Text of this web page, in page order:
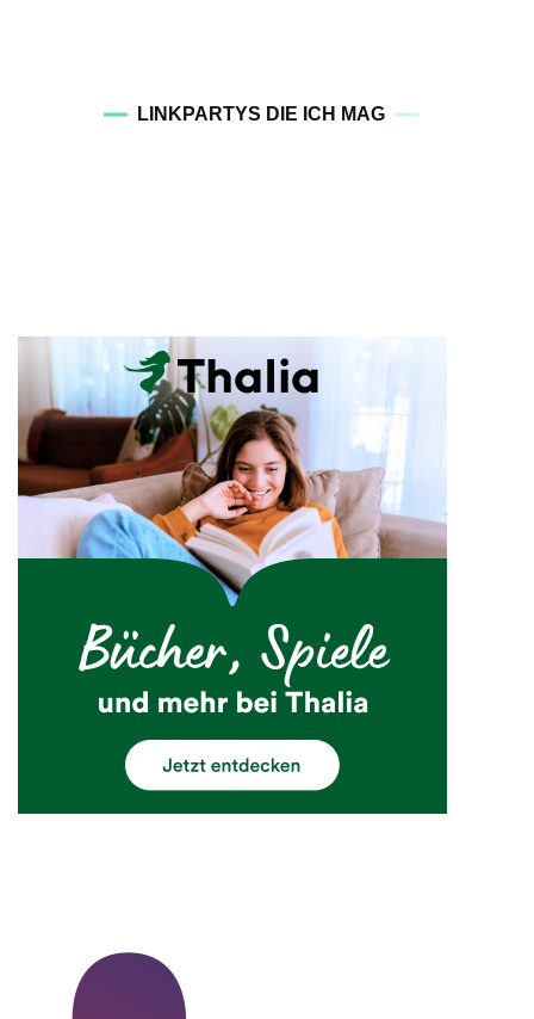
LINKPARTYS DIE ICH MAG